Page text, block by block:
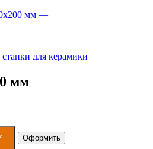
для керамики
мм
230х200 мм
Оформить